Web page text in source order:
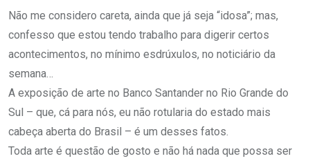
Não me considero careta, ainda que já seja “idosa”; mas,
confesso que estou tendo trabalho para digerir certos
acontecimentos, no mínimo esdrúxulos, no noticiário da
semana…
A exposição de arte no Banco Santander no Rio Grande do
Sul – que, cá para nós, eu não rotularia do estado mais
cabeça aberta do Brasil – é um desses fatos.
Toda arte é questão de gosto e não há nada que possa ser